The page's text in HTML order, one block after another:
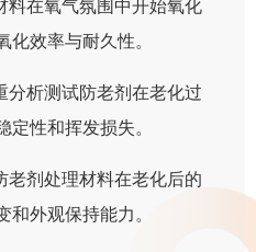
料在氧气氛围中开始氧化
化效率与耐久性。
分析测试防老剂在老化过
定性和挥发损失。
老剂处理材料在老化后的
和外观保持能力。